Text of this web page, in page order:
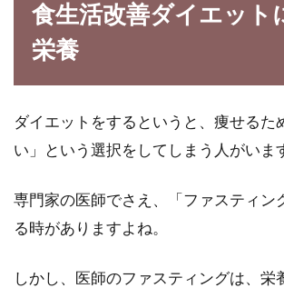
「1日1500キロカロリー
社会人の一人暮らし
社会人になって、一人暮
スのとれた...
食生活改善ダイエット
栄養
ダイエットをするというと、痩せるた
い」という選択をしてしまう人がいま
専門家の医師でさえ、「ファスティン
る時がありますよね。
しかし、医師のファスティングは、栄